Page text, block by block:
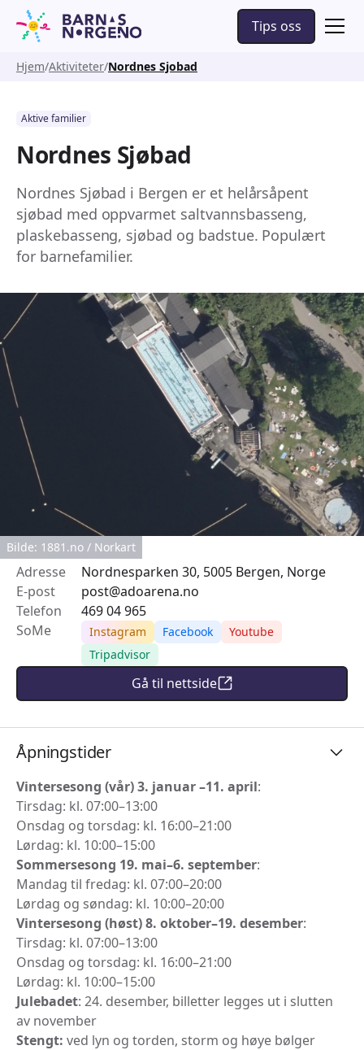
Tips oss
Hjem Aktiviteter Nordnes Sjobad
Aktive familier
Nordnes Sjøbad
Nordnes Sjøbad i Bergen er et helårsåpent
sjøbad med oppvarmet saltvannsbasseng,
plaskebasseng, sjøbad og badstue. Populært
for barnefamilier.
Bilde: 1881.no / Norkart
Adresse
Nordnesparken 30, 5005 Bergen, Norge
E-post
post@adoarena.no
Telefon
469 04 965
SoMe
Instagram Facebook
Youtube
Tripadvisor
Gå til nettside
Åpningstider
Vintersesong (vår) 3. januar –11. april:
Tirsdag: kl. 07:00–13:00
Onsdag og torsdag: kl. 16:00–21:00
Lørdag: kl. 10:00–15:00
Sommersesong 19. mai–6. september:
Mandag til fredag: kl. 07:00–20:00
Lørdag og søndag: kl. 10:00–20:00
Vintersesong (høst) 8. oktober–19. desember:
Tirsdag: kl. 07:00–13:00
Onsdag og torsdag: kl. 16:00–21:00
Lørdag: kl. 10:00–15:00
Julebadet: 24. desember, billetter legges ut i slutten
av november
Stengt: ved lyn og torden, storm og høye bølger